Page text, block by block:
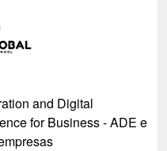
and Digital
for Business - ADE e